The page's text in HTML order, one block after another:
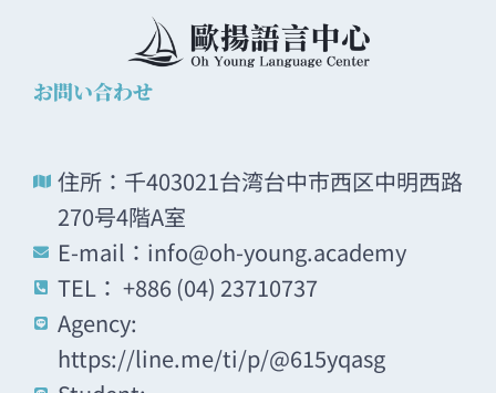
お問い合わせ
住所：千403021台湾台中市西区中明西路
270号4階A室
E-mail：info@oh-young.academy
TEL： +886 (04) 23710737
Agency:
https://line.me/ti/p/@615yqasg